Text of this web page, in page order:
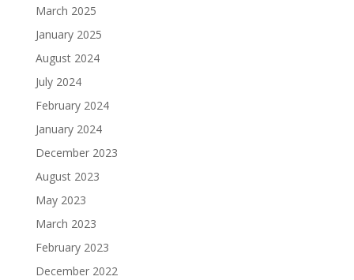
March 2025
January 2025
August 2024
July 2024
February 2024
January 2024
December 2023
August 2023
May 2023
March 2023
February 2023
December 2022